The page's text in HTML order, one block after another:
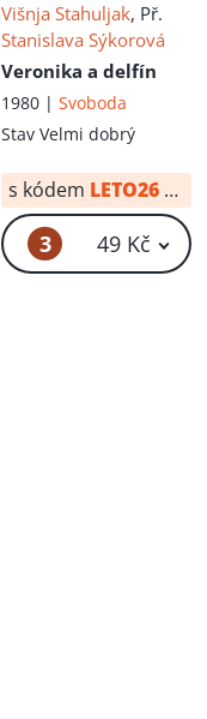
Višnja Stahuljak, Př.
Stanislava Sýkorová
Veronika a delfín
1980 |Svoboda
StavVelmi dobrý
s kódem LETO26 od:
3 49 Kč